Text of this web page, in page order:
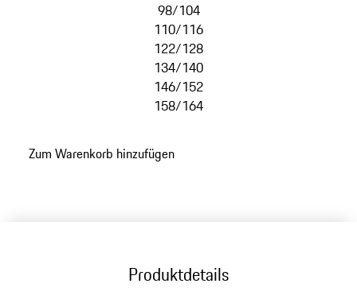
98/104
110/116
122/128
134/140
146/152
158/164
Zum Warenkorb hinzufügen
Produktdetails